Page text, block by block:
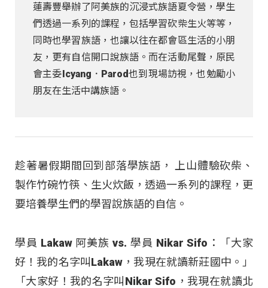
蓮壽豐舉辦了阿美族的沉浸式族語夏令營，學生
們透過一系列的課程，包括學習砍柴生火等等，
同時也學習族語，也讓以往在都會區生活的小朋
友，更有自信開口說族語。而在活動尾聲，原民
會主委Icyang．Parod也到現場訪視，也勉勵小
朋友在生活中講族語。
趁著暑假期間回到部落學族語， 上山體驗砍柴、
製作竹碗竹筷、生火炊飯，透過一系列的課程，更
要培養學生們的學習說族語的自信。
學員 Lakaw 阿美族 vs. 學員 Nikar Sifo：「大家
好！我的名字叫Lakaw，我現在就讀新莊國中。」
「大家好！我的名字叫Nikar Sifo，我現在就讀北